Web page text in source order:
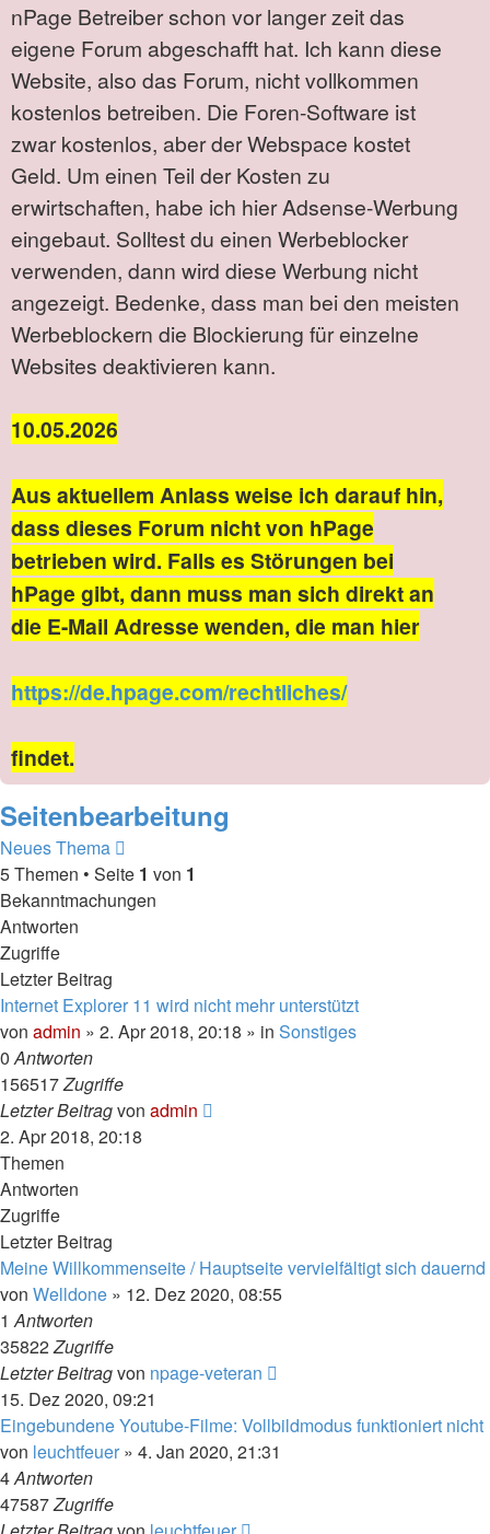
nPage Betreiber schon vor langer zeit das
eigene Forum abgeschafft hat. Ich kann diese
Website, also das Forum, nicht vollkommen
kostenlos betreiben. Die Foren-Software ist
zwar kostenlos, aber der Webspace kostet
Geld. Um einen Teil der Kosten zu
erwirtschaften, habe ich hier Adsense-Werbung
eingebaut. Solltest du einen Werbeblocker
verwenden, dann wird diese Werbung nicht
angezeigt. Bedenke, dass man bei den meisten
Werbeblockern die Blockierung für einzelne
Websites deaktivieren kann.
10.05.2026
Aus aktuellem Anlass weise ich darauf hin,
dass dieses Forum nicht von hPage
betrieben wird. Falls es Störungen bei
hPage gibt, dann muss man sich direkt an
die E-Mail Adresse wenden, die man hier
https://de.hpage.com/rechtliches/
findet.
Seitenbearbeitung
Neues Thema
5 Themen • Seite 1 von 1
Bekanntmachungen
Antworten
Zugriffe
Letzter Beitrag
Internet Explorer 11 wird nicht mehr unterstützt
von admin » 2. Apr 2018, 20:18 » in Sonstiges
0Antworten
156517Zugriffe
Letzter Beitragvon admin
2. Apr 2018, 20:18
Themen
Antworten
Zugriffe
Letzter Beitrag
Meine Willkommenseite / Hauptseite vervielfältigt sich dauernd
von Welldone » 12. Dez 2020, 08:55
1Antworten
35822Zugriffe
Letzter Beitragvon npage-veteran
15. Dez 2020, 09:21
Eingebundene Youtube-Filme: Vollbildmodus funktioniert nicht
von leuchtfeuer » 4. Jan 2020, 21:31
4Antworten
47587Zugriffe